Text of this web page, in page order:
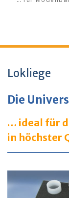
Lokliege
Die
… ideal für
in höchster